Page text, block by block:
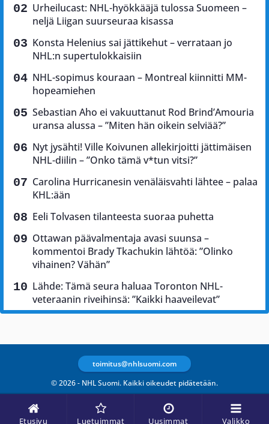
Etusivu Luetuimmat Uusimmat Valikko
Urheilucast: NHL-hyökkääjä tulossa Suomeen –
neljä Liigan suurseuraa kisassa
Konsta Helenius sai jättikehut – verrataan jo
NHL:n supertulokkaisiin
NHL-sopimus kouraan – Montreal kiinnitti MM-
hopeamiehen
Sebastian Aho ei vakuuttanut Rod Brind’Amouria
uransa alussa – ”Miten hän oikein selviää?”
Nyt jysähti! Ville Koivunen allekirjoitti jättimäisen
NHL-diilin – ”Onko tämä v*tun vitsi?”
Carolina Hurricanesin venäläisvahti lähtee – palaa
KHL:ään
Eeli Tolvasen tilanteesta suoraa puhetta
Ottawan päävalmentaja avasi suunsa –
kommentoi Brady Tkachukin lähtöä: ”Olinko
vihainen? Vähän”
Lähde: Tämä seura haluaa Toronton NHL-
veteraanin riveihinsä: ”Kaikki haaveilevat”
© 2026 - NHL Suomi. Kaikki oikeudet pidätetään.
toimitus@nhlsuomi.com